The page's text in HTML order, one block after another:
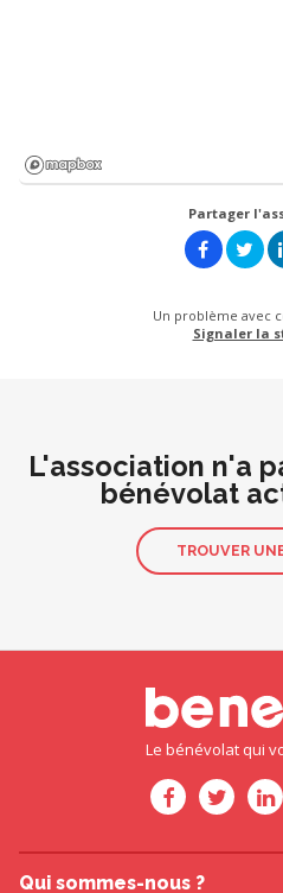
Partager
Un problème avec
Signaler la
L'association n'a
bénévolat
TROUVER
Le bénévolat qui
Qui sommes-nous ?